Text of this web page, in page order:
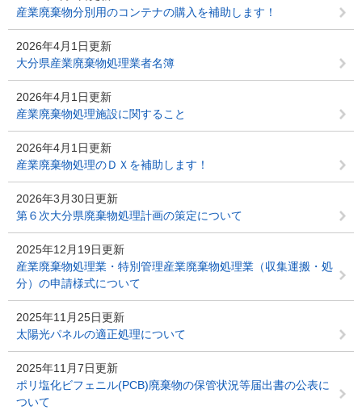
産業廃棄物分別用のコンテナの購入を補助します！
2026年4月1日更新
大分県産業廃棄物処理業者名簿
2026年4月1日更新
産業廃棄物処理施設に関すること
2026年4月1日更新
産業廃棄物処理のＤＸを補助します！
2026年3月30日更新
第６次大分県廃棄物処理計画の策定について
2025年12月19日更新
産業廃棄物処理業・特別管理産業廃棄物処理業（収集運搬・処
分）の申請様式について
2025年11月25日更新
太陽光パネルの適正処理について
2025年11月7日更新
ポリ塩化ビフェニル(PCB)廃棄物の保管状況等届出書の公表に
ついて